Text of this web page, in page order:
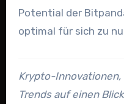
Potential der
optimal für sich zu
Krypto-
Trends auf einen